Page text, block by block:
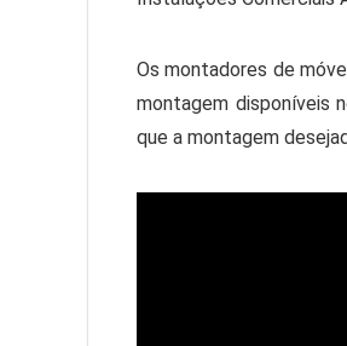
Os montadores de
montagem disponíveis
que a montagem